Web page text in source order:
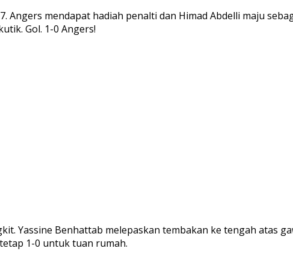
Angers mendapat hadiah penalti dan Himad Abdelli maju
Gol. 1-0 Angers!
Yassine Benhattab melepaskan tembakan ke tengah atas
1-0 untuk tuan rumah.